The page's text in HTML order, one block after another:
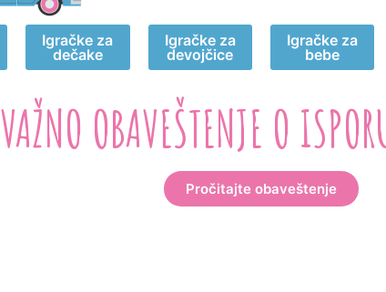
Igračke za
dečake
Igračke za
devojčice
Igračke za
bebe
VAŽNO OBAVEŠTENJE O
Pročitajte obaveštenje